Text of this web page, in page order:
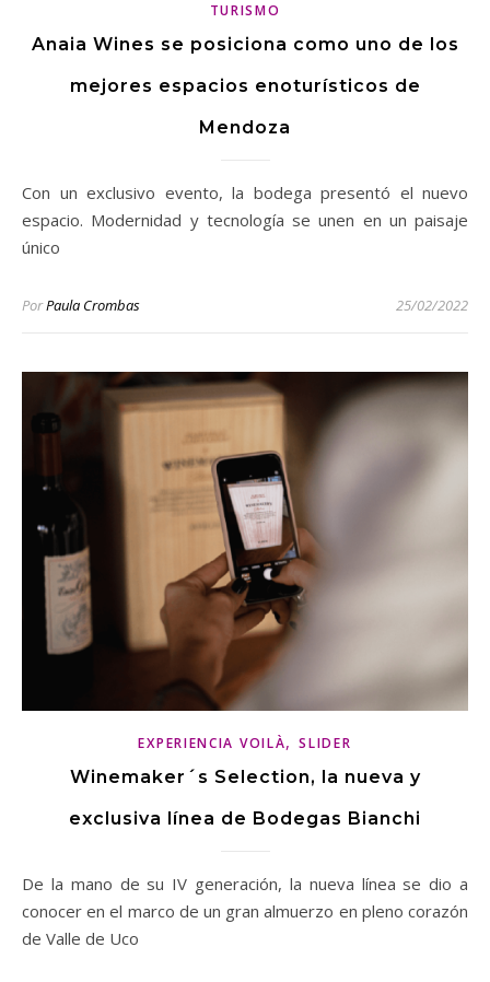
TURISMO
Anaia Wines se posiciona como uno de los
mejores espacios enoturísticos de
Mendoza
Con un exclusivo evento, la bodega presentó el nuevo
espacio. Modernidad y tecnología se unen en un paisaje
único
PorPaula Crombas 25/02/2022
EXPERIENCIA VOILÀ,SLIDER
Winemaker´s Selection, la nueva y
exclusiva línea de Bodegas Bianchi
De la mano de su IV generación, la nueva línea se dio a
conocer en el marco de un gran almuerzo en pleno corazón
de Valle de Uco